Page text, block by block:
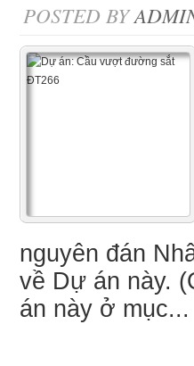
POSTED BY
nguyên đán
về Dự án này.
án này ở mục...